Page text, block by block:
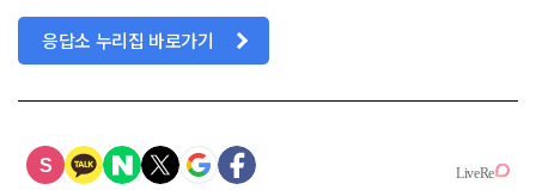
응답소 누리집 바로가기